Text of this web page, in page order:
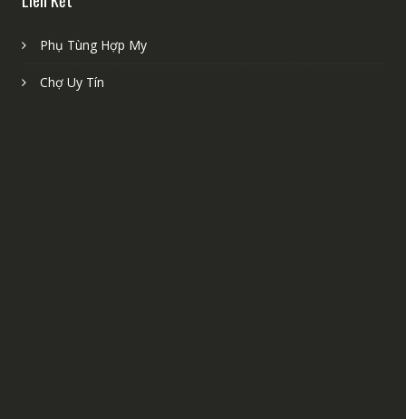
Phụ Tùng Hợp My
Chợ Uy Tín